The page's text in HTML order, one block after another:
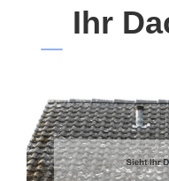
Ihr